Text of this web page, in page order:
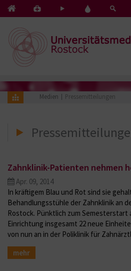
Kontakt
Notfälle
Pflege
Herz
Blut
Medien Pressemitteilungen
Zahnklinik-Patienten nehmen
Apr. 09, 2014
In kräftigem Blau und Rot sind sie
Behandlungsstühle der Zahnklinik an
Rostock. Pünktlich zum Semesterstart
Einrichtung insgesamt 22 neue
von nun an in der Poliklinik für
mehr